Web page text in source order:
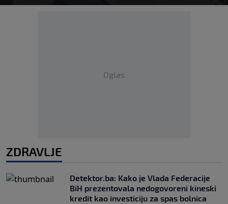
Oglas
ZDRAVLJE
Detektor.ba: Kako je Vlada Federacije
BiH prezentovala nedogovoreni kineski
kredit kao investiciju za spas bolnica